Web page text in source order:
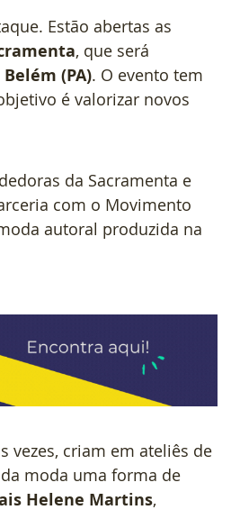
Estão abertas as
, que será
(PA). O evento tem
é valorizar novos
da Sacramenta e
com o Movimento
autoral produzida na
vezes, criam em ateliês de
moda uma forma de
Helene Martins,